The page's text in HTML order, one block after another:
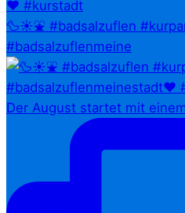
🦆☀️⛲ #badsalzuflen
#badsalzuflenmeine
Der August startet mit